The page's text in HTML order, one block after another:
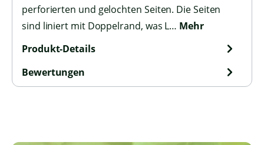
perforierten und gelochten Seiten. Die Seiten
sind liniert mit Doppelrand, was L… Mehr
Produkt-Details
Bewertungen